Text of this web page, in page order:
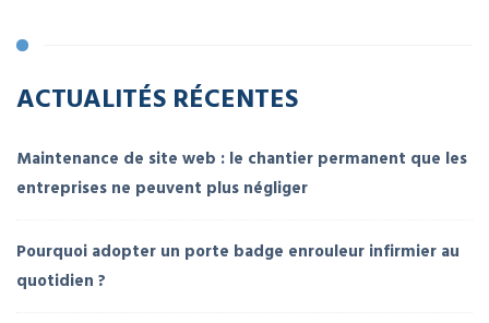
ACTUALITÉS RÉCENTES
Maintenance de site web : le chantier permanent que les
entreprises ne peuvent plus négliger
Pourquoi adopter un porte badge enrouleur infirmier au
quotidien ?